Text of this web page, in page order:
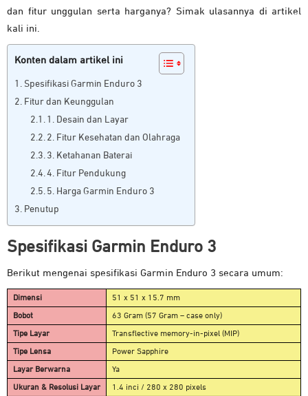
dan fitur unggulan serta harganya? Simak ulasannya di artikel
kali ini.
Konten dalam artikel ini
Spesifikasi Garmin Enduro 3
Fitur dan Keunggulan
1. Desain dan Layar
2. Fitur Kesehatan dan Olahraga
3. Ketahanan Baterai
4. Fitur Pendukung
5. Harga Garmin Enduro 3
Penutup
Spesifikasi Garmin Enduro 3
Berikut mengenai spesifikasi Garmin Enduro 3 secara umum:
Dimensi 51 x 51 x 15.7 mm
Bobot 63 Gram (57 Gram – case only)
Tipe Layar Transflective memory-in-pixel (MIP)
Tipe Lensa Power Sapphire
Layar Berwarna Ya
Ukuran & Resolusi Layar 1.4 inci / 280 x 280 pixels